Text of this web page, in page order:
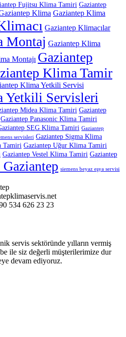
Fujitsu Klima Tamiri Gaziantep
Klima Gaziantep Klima
Gaziantep Klimacılar
Montaj Gaziantep Klima
Montajı Gaziantep
Klima Tamir
Klima Yetkili Servisi
Yetkili Servisleri
Midea Klima Tamiri Gaziantep
Gaziantep Panasonic Klima Tamiri
SEG Klima Tamiri Gaziantep
servisleri Gaziantep Sigma Klima
Tamiri Gaziantep Uğur Klima Tamiri
Gaziantep Vestel Klima Tamiri Gaziantep
siemens beyaz eşya servisi
534 626 23 23
servis sektöründe yılların vermiş
ile siz değerli müşterilerimize dur
devam ediyoruz.